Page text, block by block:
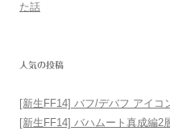
た話
人気の投稿
[新生FF14] バフ/デバフ アイコ
[新生FF14] バハムート真成編2